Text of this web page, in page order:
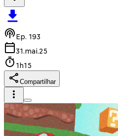
Ep. 193
31.mai.25
1h15
Compartilhar